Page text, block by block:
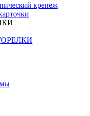
крепеж